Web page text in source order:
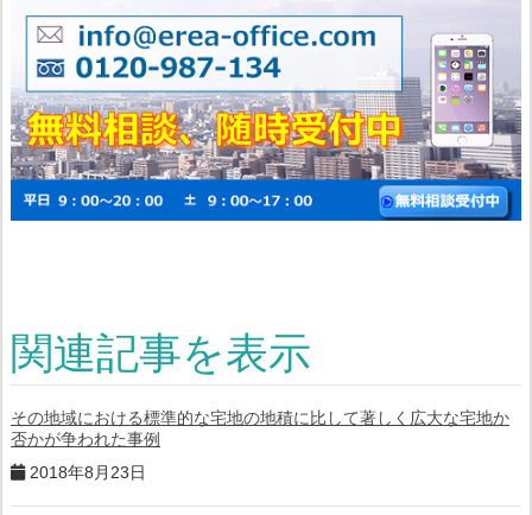
関連記事を表示
その地域における標準的な宅地の地積に比して著しく広大な宅地か
否かが争われた事例
2018年8月23日